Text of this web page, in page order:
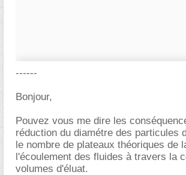
------
Bonjour,
Pouvez vous me dire les
réduction du diamétre des particules
le nombre de plateaux théoriques de
l'écoulement des fluides à travers la
volumes d'éluat.